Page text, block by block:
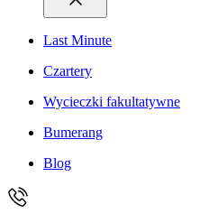
Last Minute
Czartery
Wycieczki fakultatywne
Bumerang
Blog